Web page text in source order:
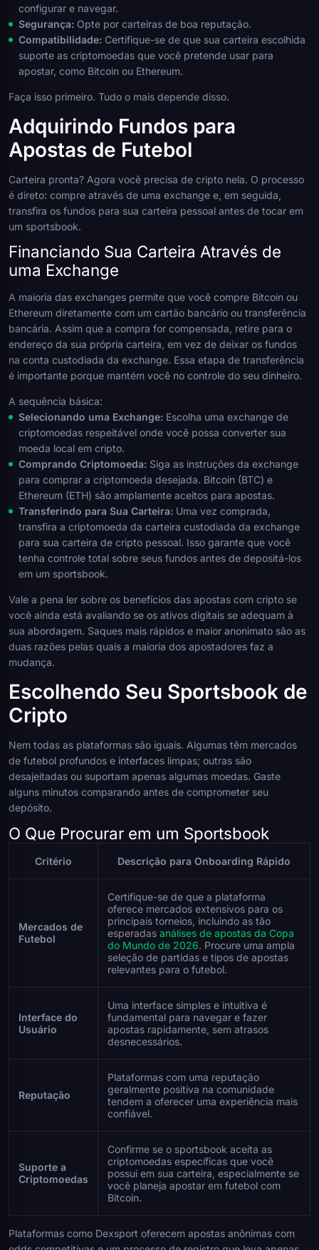
configurar e navegar.
Segurança: Opte por carteiras de boa reputação.
Compatibilidade: Certifique-se de que sua carteira escolhida
suporte as criptomoedas que você pretende usar para
apostar, como Bitcoin ou Ethereum.
Faça isso primeiro. Tudo o mais depende disso.
Adquirindo Fundos para
Apostas de Futebol
Carteira pronta? Agora você precisa de cripto nela. O processo
é direto: compre através de uma exchange e, em seguida,
transfira os fundos para sua carteira pessoal antes de tocar em
um sportsbook.
Financiando Sua Carteira Através de
uma Exchange
A maioria das exchanges permite que você compre Bitcoin ou
Ethereum diretamente com um cartão bancário ou transferência
bancária. Assim que a compra for compensada, retire para o
endereço da sua própria carteira, em vez de deixar os fundos
na conta custodiada da exchange. Essa etapa de transferência
é importante porque mantém você no controle do seu dinheiro.
A sequência básica:
Selecionando uma Exchange: Escolha uma exchange de
criptomoedas respeitável onde você possa converter sua
moeda local em cripto.
Comprando Criptomoeda: Siga as instruções da exchange
para comprar a criptomoeda desejada. Bitcoin (BTC) e
Ethereum (ETH) são amplamente aceitos para apostas.
Transferindo para Sua Carteira: Uma vez comprada,
transfira a criptomoeda da carteira custodiada da exchange
para sua carteira de cripto pessoal. Isso garante que você
tenha controle total sobre seus fundos antes de depositá-los
em um sportsbook.
Vale a pena ler sobre os benefícios das apostas com cripto se
você ainda está avaliando se os ativos digitais se adequam à
sua abordagem. Saques mais rápidos e maior anonimato são as
duas razões pelas quais a maioria dos apostadores faz a
mudança.
Escolhendo Seu Sportsbook de
Cripto
Nem todas as plataformas são iguais. Algumas têm mercados
de futebol profundos e interfaces limpas; outras são
desajeitadas ou suportam apenas algumas moedas. Gaste
alguns minutos comparando antes de comprometer seu
depósito.
O Que Procurar em um Sportsbook
Critério Descrição para Onboarding Rápido
Mercados de
Futebol
Certifique-se de que a plataforma
oferece mercados extensivos para os
principais torneios, incluindo as tão
esperadas análises de apostas da Copa
do Mundo de 2026. Procure uma ampla
seleção de partidas e tipos de apostas
relevantes para o futebol.
Interface do
Usuário
Uma interface simples e intuitiva é
fundamental para navegar e fazer
apostas rapidamente, sem atrasos
desnecessários.
Reputação
Plataformas com uma reputação
geralmente positiva na comunidade
tendem a oferecer uma experiência mais
confiável.
Suporte a
Criptomoedas
Confirme se o sportsbook aceita as
criptomoedas específicas que você
possui em sua carteira, especialmente se
você planeja apostar em futebol com
Bitcoin.
Plataformas como Dexsport oferecem apostas anônimas com